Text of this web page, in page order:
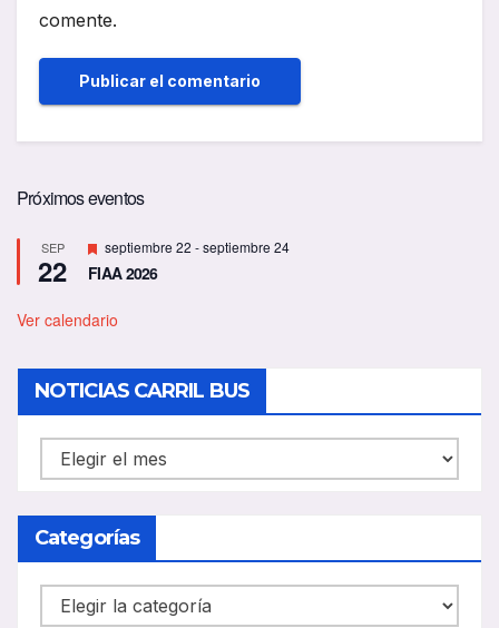
comente.
Próximos eventos
SEP
22
D
e
s
a
d
o
septiembre 22 -septiembre 24
FIAA 2026
Ver calendario
NOTICIAS CARRIL BUS
NOTICIAS
CARRIL
BUS
Categorías
Categorías